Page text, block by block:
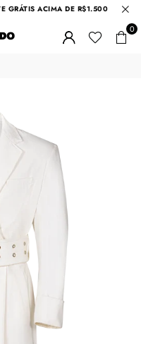
GRÁTIS ACIMA DE R$1.500
0